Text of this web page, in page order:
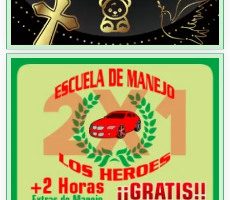
Alquiler de Trajes de Etiqueta
Alta Costura
Aluminio
Ambulancias
Análisis Clínicos